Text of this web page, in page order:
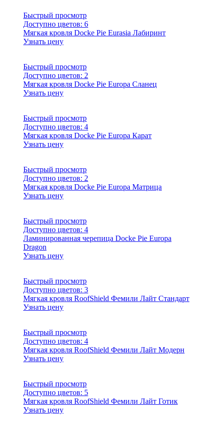
Быстрый просмотр
Доступно цветов: 6
Мягкая кровля Docke Pie Eurasia Лабиринт
Узнать цену
Быстрый просмотр
Доступно цветов: 2
Мягкая кровля Docke Pie Europa Сланец
Узнать цену
Быстрый просмотр
Доступно цветов: 4
Мягкая кровля Docke Pie Europa Карат
Узнать цену
Быстрый просмотр
Доступно цветов: 2
Мягкая кровля Docke Pie Europa Матрица
Узнать цену
Быстрый просмотр
Доступно цветов: 4
Ламинированная черепица Docke Pie Europa
Dragon
Узнать цену
Быстрый просмотр
Доступно цветов: 3
Мягкая кровля RoofShield Фемили Лайт Стандарт
Узнать цену
Быстрый просмотр
Доступно цветов: 4
Мягкая кровля RoofShield Фемили Лайт Модерн
Узнать цену
Быстрый просмотр
Доступно цветов: 5
Мягкая кровля RoofShield Фемили Лайт Готик
Узнать цену